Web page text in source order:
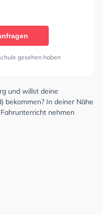
gesehen haben
und willst deine
bekommen? In deiner Nähe
nehmen